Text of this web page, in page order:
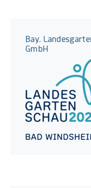
Bay.
GmbH